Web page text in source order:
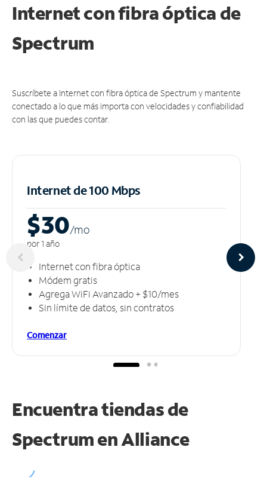
Internet con fibra óptica de
Spectrum
Suscríbete a Internet con fibra óptica de Spectrum y mantente
conectado a lo que más importa con velocidades y confiabilidad
con las que puedes contar.
Internet de 100 Mbps
$30/mo
por 1 año
Internet con fibra óptica
Módem gratis
Agrega WiFi Avanzado + $10/mes
Sin límite de datos, sin contratos
Comenzar
Encuentra tiendas de
Spectrum enAlliance